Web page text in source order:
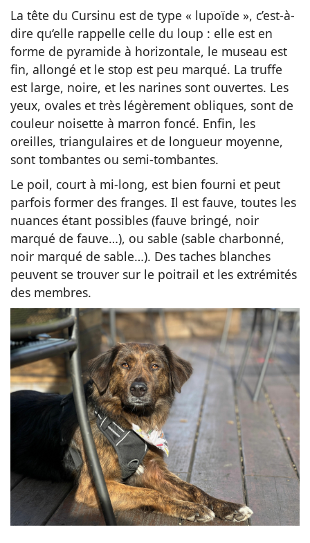
La tête du Cursinu est de type « lupoïde », c’est-à-
dire qu‘elle rappelle celle du loup : elle est en
forme de pyramide à horizontale, le museau est
fin, allongé et le stop est peu marqué. La truffe
est large, noire, et les narines sont ouvertes. Les
yeux, ovales et très légèrement obliques, sont de
couleur noisette à marron foncé. Enfin, les
oreilles, triangulaires et de longueur moyenne,
sont tombantes ou semi-tombantes.
Le poil, court à mi-long, est bien fourni et peut
parfois former des franges. Il est fauve, toutes les
nuances étant possibles (fauve bringé, noir
marqué de fauve…), ou sable (sable charbonné,
noir marqué de sable…). Des taches blanches
peuvent se trouver sur le poitrail et les extrémités
des membres.